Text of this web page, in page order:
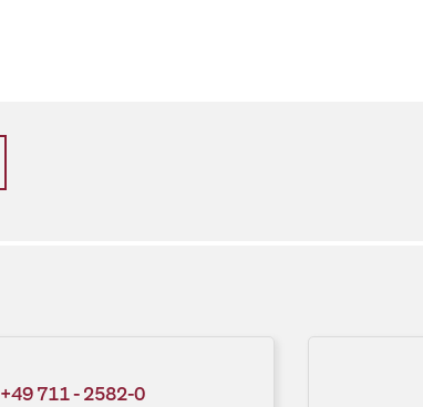
+49 711 - 2582-0